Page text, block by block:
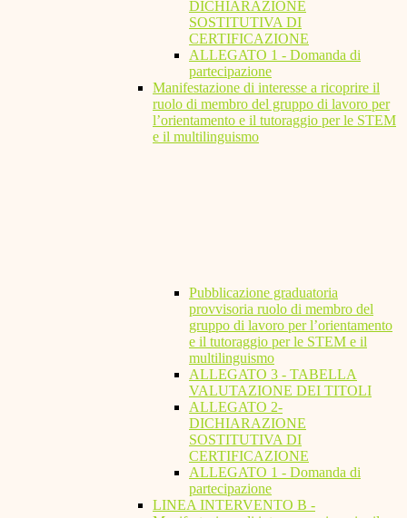
DICHIARAZIONE
SOSTITUTIVA DI
CERTIFICAZIONE
ALLEGATO 1 - Domanda di
partecipazione
Manifestazione di interesse a ricoprire il
ruolo di membro del gruppo di lavoro per
l’orientamento e il tutoraggio per le STEM
e il multilinguismo
Pubblicazione graduatoria
provvisoria ruolo di membro del
gruppo di lavoro per l’orientamento
e il tutoraggio per le STEM e il
multilinguismo
ALLEGATO 3 - TABELLA
VALUTAZIONE DEI TITOLI
ALLEGATO 2-
DICHIARAZIONE
SOSTITUTIVA DI
CERTIFICAZIONE
ALLEGATO 1 - Domanda di
partecipazione
LINEA INTERVENTO B -